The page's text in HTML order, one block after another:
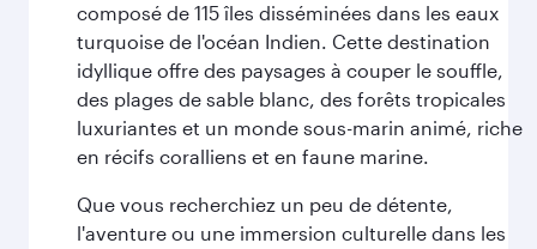
composé de 115 îles disséminées dans les eaux
turquoise de l'océan Indien. Cette destination
idyllique offre des paysages à couper le souffle,
des plages de sable blanc, des forêts tropicales
luxuriantes et un monde sous-marin animé, riche
en récifs coralliens et en faune marine.
Que vous recherchiez un peu de détente,
l'aventure ou une immersion culturelle dans les